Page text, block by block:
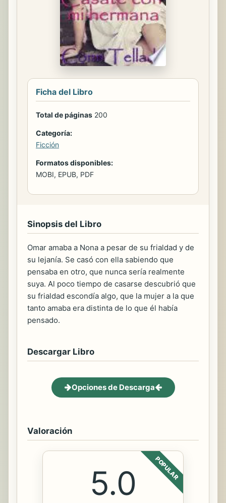
Ficha del Libro
Total de páginas 200
Categoría:
Ficción
Formatos disponibles:
MOBI, EPUB, PDF
Sinopsis del Libro
Omar amaba a Nona a pesar de su frialdad y de
su lejanía. Se casó con ella sabiendo que
pensaba en otro, que nunca sería realmente
suya. Al poco tiempo de casarse descubrió que
su frialdad escondía algo, que la mujer a la que
tanto amaba era distinta de lo que él había
pensado.
Descargar Libro
Opciones de Descarga
Valoración
POPULAR
5.0